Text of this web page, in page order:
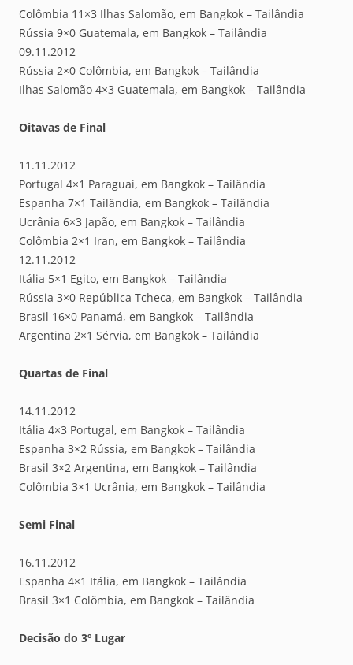
Colômbia 11×3 Ilhas Salomão, em Bangkok – Tailândia
Rússia 9×0 Guatemala, em Bangkok – Tailândia
09.11.2012
Rússia 2×0 Colômbia, em Bangkok – Tailândia
Ilhas Salomão 4×3 Guatemala, em Bangkok – Tailândia
Oitavas de Final
11.11.2012
Portugal 4×1 Paraguai, em Bangkok – Tailândia
Espanha 7×1 Tailândia, em Bangkok – Tailândia
Ucrânia 6×3 Japão, em Bangkok – Tailândia
Colômbia 2×1 Iran, em Bangkok – Tailândia
12.11.2012
Itália 5×1 Egito, em Bangkok – Tailândia
Rússia 3×0 República Tcheca, em Bangkok – Tailândia
Brasil 16×0 Panamá, em Bangkok – Tailândia
Argentina 2×1 Sérvia, em Bangkok – Tailândia
Quartas de Final
14.11.2012
Itália 4×3 Portugal, em Bangkok – Tailândia
Espanha 3×2 Rússia, em Bangkok – Tailândia
Brasil 3×2 Argentina, em Bangkok – Tailândia
Colômbia 3×1 Ucrânia, em Bangkok – Tailândia
Semi Final
16.11.2012
Espanha 4×1 Itália, em Bangkok – Tailândia
Brasil 3×1 Colômbia, em Bangkok – Tailândia
Decisão do 3º Lugar